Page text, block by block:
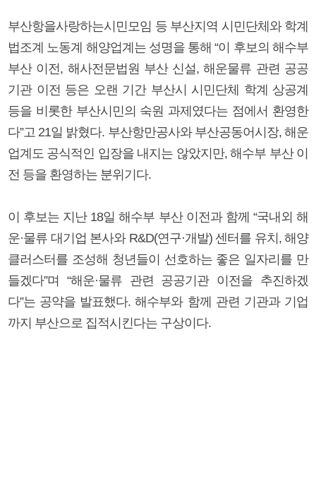
부산항을사랑하는시민모임 등 부산지역 시민단체와 학계
법조계 노동계 해양업계는 성명을 통해 “이 후보의 해수부
부산 이전, 해사전문법원 부산 신설, 해운물류 관련 공공
기관 이전 등은 오랜 기간 부산시 시민단체 학계 상공계
등을 비롯한 부산시민의 숙원 과제였다는 점에서 환영한
다”고 21일 밝혔다. 부산항만공사와 부산공동어시장, 해운
업계도 공식적인 입장을 내지는 않았지만, 해수부 부산 이
전 등을 환영하는 분위기다.
이 후보는 지난 18일 해수부 부산 이전과 함께 “국내외 해
운·물류 대기업 본사와 R&D(연구·개발) 센터를 유치, 해양
클러스터를 조성해 청년들이 선호하는 좋은 일자리를 만
들겠다”며 “해운·물류 관련 공공기관 이전을 추진하겠
다”는 공약을 발표했다. 해수부와 함께 관련 기관과 기업
까지 부산으로 집적시킨다는 구상이다.